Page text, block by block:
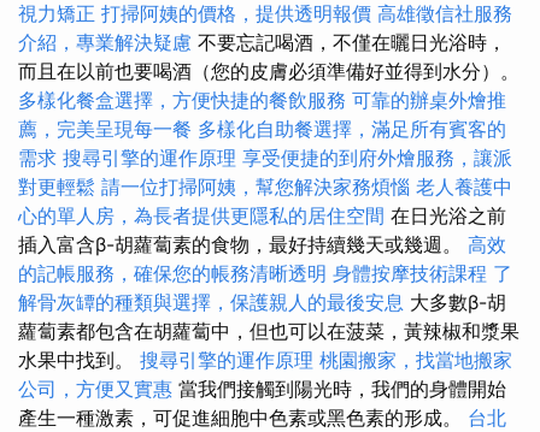
視力矯正 打掃阿姨的價格，提供透明報價 高雄徵信社服務
介紹，專業解決疑慮 不要忘記喝酒，不僅在曬日光浴時，
而且在以前也要喝酒（您的皮膚必須準備好並得到水分）。
多樣化餐盒選擇，方便快捷的餐飲服務 可靠的辦桌外燴推
薦，完美呈現每一餐 多樣化自助餐選擇，滿足所有賓客的
需求 搜尋引擎的運作原理 享受便捷的到府外燴服務，讓派
對更輕鬆 請一位打掃阿姨，幫您解決家務煩惱 老人養護中
心的單人房，為長者提供更隱私的居住空間 在日光浴之前
插入富含β-胡蘿蔔素的食物，最好持續幾天或幾週。 高效
的記帳服務，確保您的帳務清晰透明 身體按摩技術課程 了
解骨灰罈的種類與選擇，保護親人的最後安息 大多數β-胡
蘿蔔素都包含在胡蘿蔔中，但也可以在菠菜，黃辣椒和漿果
水果中找到。 搜尋引擎的運作原理 桃園搬家，找當地搬家
公司，方便又實惠 當我們接觸到陽光時，我們的身體開始
產生一種激素，可促進細胞中色素或黑色素的形成。 台北